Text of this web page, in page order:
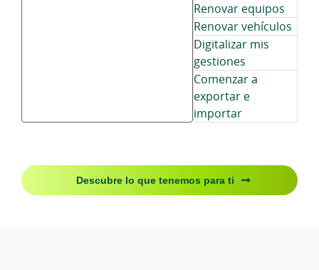
Renovar equipos
Renovar vehículos
Digitalizar mis
gestiones
Comenzar a
exportar e
importar
Descubre lo que tenemos para ti